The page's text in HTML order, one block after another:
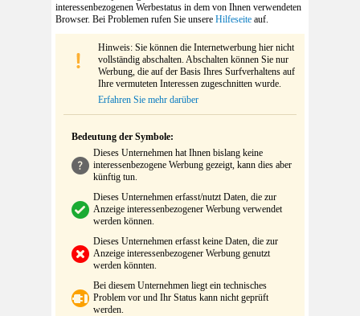
interessenbezogenen Werbestatus in dem von Ihnen verwendeten
Browser. Bei Problemen rufen Sie unsere Hilfeseite auf.
Hinweis: Sie können die Internetwerbung hier nicht
vollständig abschalten. Abschalten können Sie nur
Werbung, die auf der Basis Ihres Surfverhaltens auf
Ihre vermuteten Interessen zugeschnitten wurde.
Erfahren Sie mehr darüber
Bedeutung der Symbole:
Dieses Unternehmen hat Ihnen bislang keine
interessenbezogene Werbung gezeigt, kann dies aber
künftig tun.
Dieses Unternehmen erfasst/nutzt Daten, die zur
Anzeige interessenbezogener Werbung verwendet
werden können.
Dieses Unternehmen erfasst keine Daten, die zur
Anzeige interessenbezogener Werbung genutzt
werden könnten.
Bei diesem Unternehmen liegt ein technisches
Problem vor und Ihr Status kann nicht geprüft
werden.